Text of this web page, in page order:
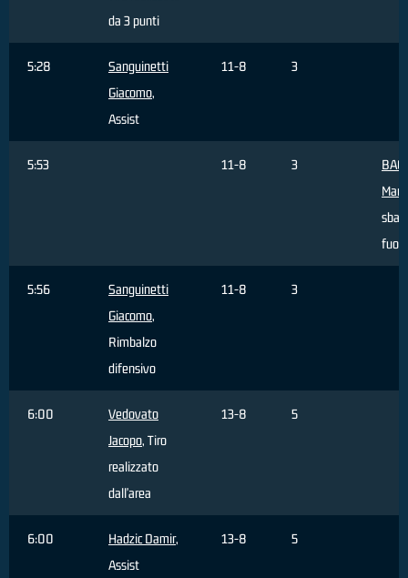
da 3 punti
5:28
Sanguinetti
Giacomo,
Assist
11-8 3
5:53 11-8 3
fuori
5:56
Sanguinetti
Giacomo,
Rimbalzo
difensivo
11-8 3
6:00
Vedovato
Jacopo, Tiro
realizzato
dall'area
13-8 5
6:00 Hadzic Damir,
Assist
13-8 5